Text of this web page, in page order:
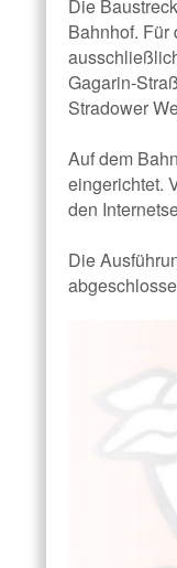
Die
Bahnhof. Für
Gagarin-
Stradower
Auf dem
eingerichtet.
den
Die